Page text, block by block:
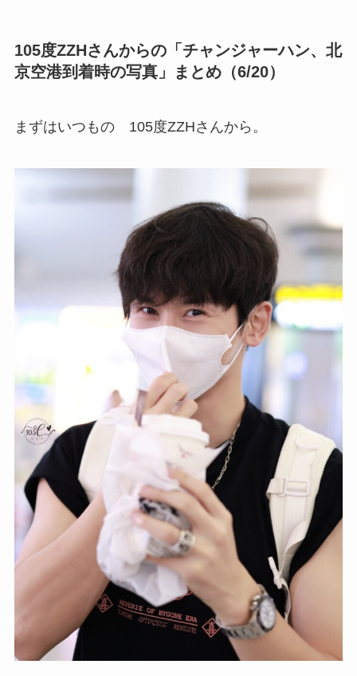
105度ZZHさんからの「チャンジャーハン、北
京空港到着時の写真」まとめ（6/20）
まずはいつもの 105度ZZHさんから。